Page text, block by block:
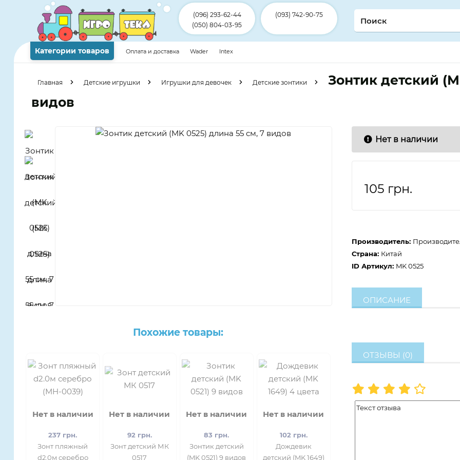
(096) 293-62-44
(050) 804-03-95
(093) 742-90-75
Категории товаров Оплата и доставка Wader Intex
Главная Детские игрушки Игрушки для девочек Детские зонтики
Зонтик детский
видов
Похожие товары:
Нет в наличии
237 грн.
Зонт пляжный
d2.0м серебро
Нет в наличии
92 грн.
Зонт детский МК
0517
Нет в наличии
83 грн.
Зонтик детский
(MK 0521) 9 видов
Нет в наличии
102 грн.
Дождевик
детский (MK 1649)
Нет в наличии
105 грн.
Производитель:
Страна: Китай
ID Артикул: MK 0525
ОПИСАНИЕ
ОТЗЫВЫ (0)